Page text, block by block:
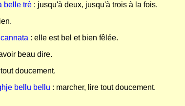
belle trè : jusqu'à deux, jusqu'à trois à la fois.
: elle est bel et bien fêlée.
beau dire.
doucement.
bellu bellu : marcher, lire tout doucement.